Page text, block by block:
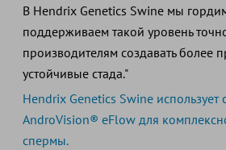
В Hendrix Genetics Swine мы
поддерживаем такой уровень
производителям создавать более
устойчивые стада."
Hendrix Genetics Swine использует
AndroVision® eFlow для
спермы.